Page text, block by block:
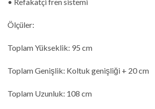
• Refakatçi fren sistemi
Ölçüler:
Toplam Yükseklik: 95 cm
Toplam Genişlik: Koltuk genişliği + 20 cm
Toplam Uzunluk: 108 cm